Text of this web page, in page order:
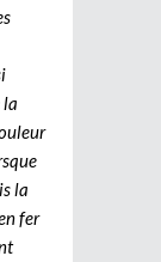
la
la
fer